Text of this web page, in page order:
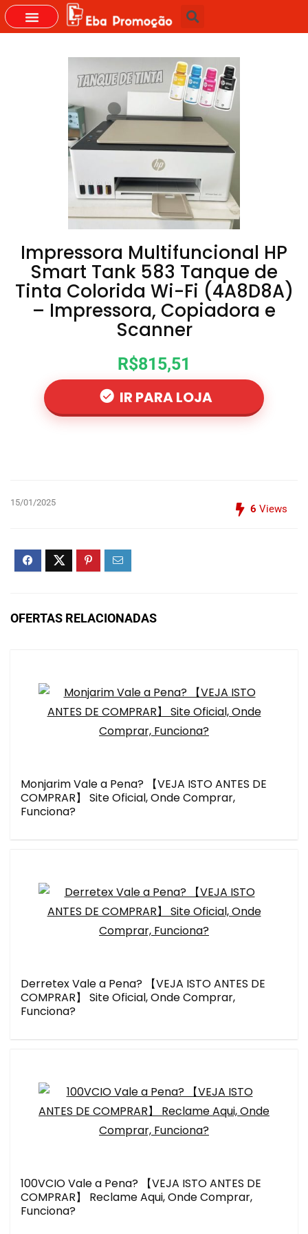
Impressora Multifuncional HP
Smart Tank 583 Tanque de
Tinta Colorida Wi-Fi (4A8D8A)
– Impressora, Copiadora e
Scanner
R$815,51
IR PARA LOJA
15/01/2025
6 Views
OFERTAS RELACIONADAS
Monjarim Vale a Pena? 【VEJA ISTO ANTES DE
COMPRAR】 Site Oficial, Onde Comprar,
Funciona?
Derretex Vale a Pena? 【VEJA ISTO ANTES DE
COMPRAR】 Site Oficial, Onde Comprar,
Funciona?
100VCIO Vale a Pena? 【VEJA ISTO ANTES DE
COMPRAR】 Reclame Aqui, Onde Comprar,
Funciona?